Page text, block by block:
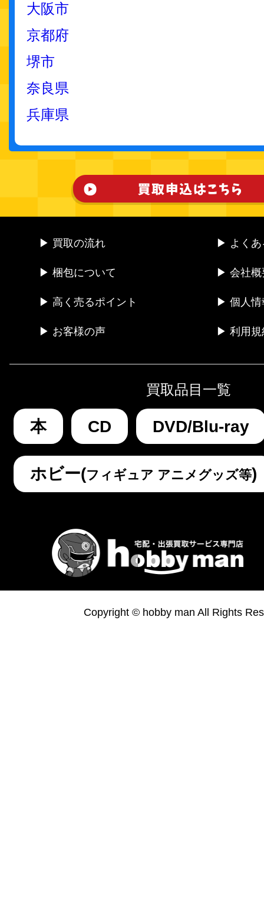
大阪市
京都府
堺市
奈良県
兵庫県
▶ 買取の流れ
▶ 梱包について
▶ 高く売るポイント
▶ お客様の声
▶ よくあ
▶ 会社概
▶ 個人情
▶ 利用規
買取品目一覧
本 CD DVD/Blu-ray
ホビー(フィギュア アニメグッズ等)
Copyright © hobby man All Rights